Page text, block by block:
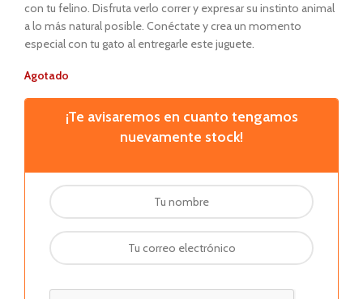
con tu felino. Disfruta verlo correr y expresar su instinto animal
a lo más natural posible. Conéctate y crea un momento
especial con tu gato al entregarle este juguete.
Agotado
¡Te avisaremos en cuanto tengamos
nuevamente stock!